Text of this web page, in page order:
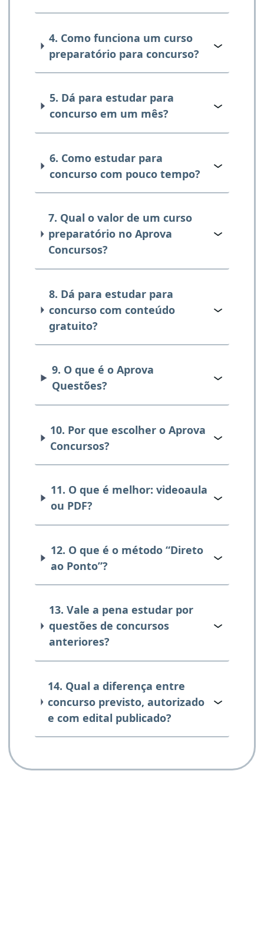
4. Como funciona um curso
preparatório para concurso?
5. Dá para estudar para
concurso em um mês?
6. Como estudar para
concurso com pouco tempo?
7. Qual o valor de um curso
preparatório no Aprova
Concursos?
8. Dá para estudar para
concurso com conteúdo
gratuito?
9. O que é o Aprova
Questões?
10. Por que escolher o Aprova
Concursos?
11. O que é melhor: videoaula
ou PDF?
12. O que é o método “Direto
ao Ponto”?
13. Vale a pena estudar por
questões de concursos
anteriores?
14. Qual a diferença entre
concurso previsto, autorizado
e com edital publicado?